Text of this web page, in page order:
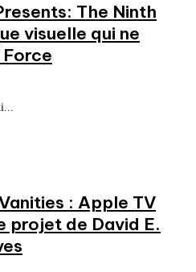
The Ninth
visuelle qui ne
: Apple TV
projet de David E.